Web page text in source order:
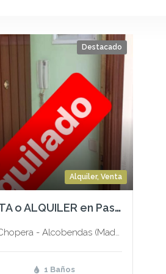
Alquiler, Venta
Destacado
Piso en VENTA o ALQUILER en Paseo de la Chopera — ALCOBENDAS (Madrid)
- Alcobendas (Madrid),
1 Baños